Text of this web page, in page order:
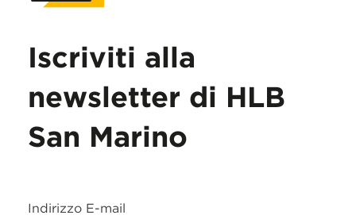
Iscriviti alla
newsletter di HLB
San Marino
Indirizzo E-mail